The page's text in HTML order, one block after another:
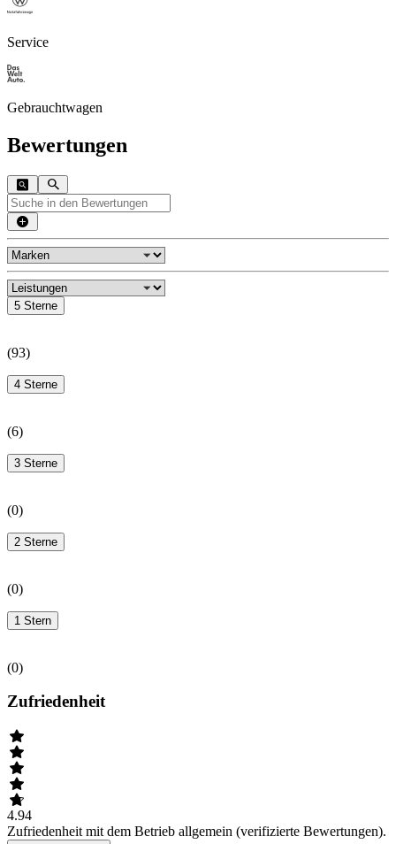
Service
Gebrauchtwagen
Bewertungen
5 Sterne
(93)
4 Sterne
(6)
3 Sterne
(0)
2 Sterne
(0)
1 Stern
(0)
Zufriedenheit
4.94
Zufriedenheit mit dem Betrieb allgemein (verifizierte Bewertungen).